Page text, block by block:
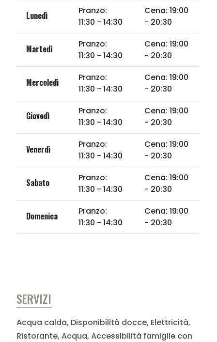
Lunedì
Pranzo:
11:30 - 14:30
Cena: 19:00
- 20:30
Martedì
Pranzo:
11:30 - 14:30
Cena: 19:00
- 20:30
Mercoledì
Pranzo:
11:30 - 14:30
Cena: 19:00
- 20:30
Giovedì
Pranzo:
11:30 - 14:30
Cena: 19:00
- 20:30
Venerdì
Pranzo:
11:30 - 14:30
Cena: 19:00
- 20:30
Sabato
Pranzo:
11:30 - 14:30
Cena: 19:00
- 20:30
Domenica
Pranzo:
11:30 - 14:30
Cena: 19:00
- 20:30
SERVIZI
Acqua calda, Disponibilità docce, Elettricità,
Ristorante, Acqua, Accessibilità famiglie con